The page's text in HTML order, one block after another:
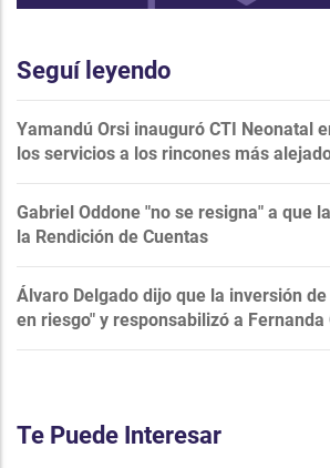
Seguí leyendo
Yamandú Orsi inauguró CTI Neonatal
los servicios a los rincones más
Gabriel Oddone "no se resigna" a que
la Rendición de Cuentas
Álvaro Delgado dijo que la inversión
en riesgo" y responsabilizó a Fernanda
Te Puede Interesar